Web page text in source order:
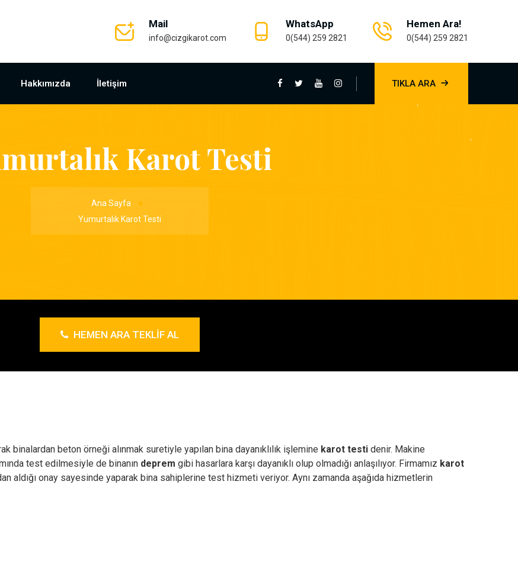
Mail
info@cizgikarot.com
WhatsApp
0(544) 259 2821
Hemen Ara!
0(544) 259 2821
Hakkımızda İletişim TIKLA ARA
Karot Testi
Ana Sayfa
Yumurtalık Karot Testi
HEMEN ARA TEKLIF AL
binalardan beton örneği alınmak suretiyle yapılan bina dayanıklılık işlemine karot testi denir. Makine
test edilmesiyle de binanın deprem gibi hasarlara karşı dayanıklı olup olmadığı anlaşılıyor. Firmamız karot
aldığı onay sayesinde yaparak bina sahiplerine test hizmeti veriyor. Aynı zamanda aşağıda hizmetlerin